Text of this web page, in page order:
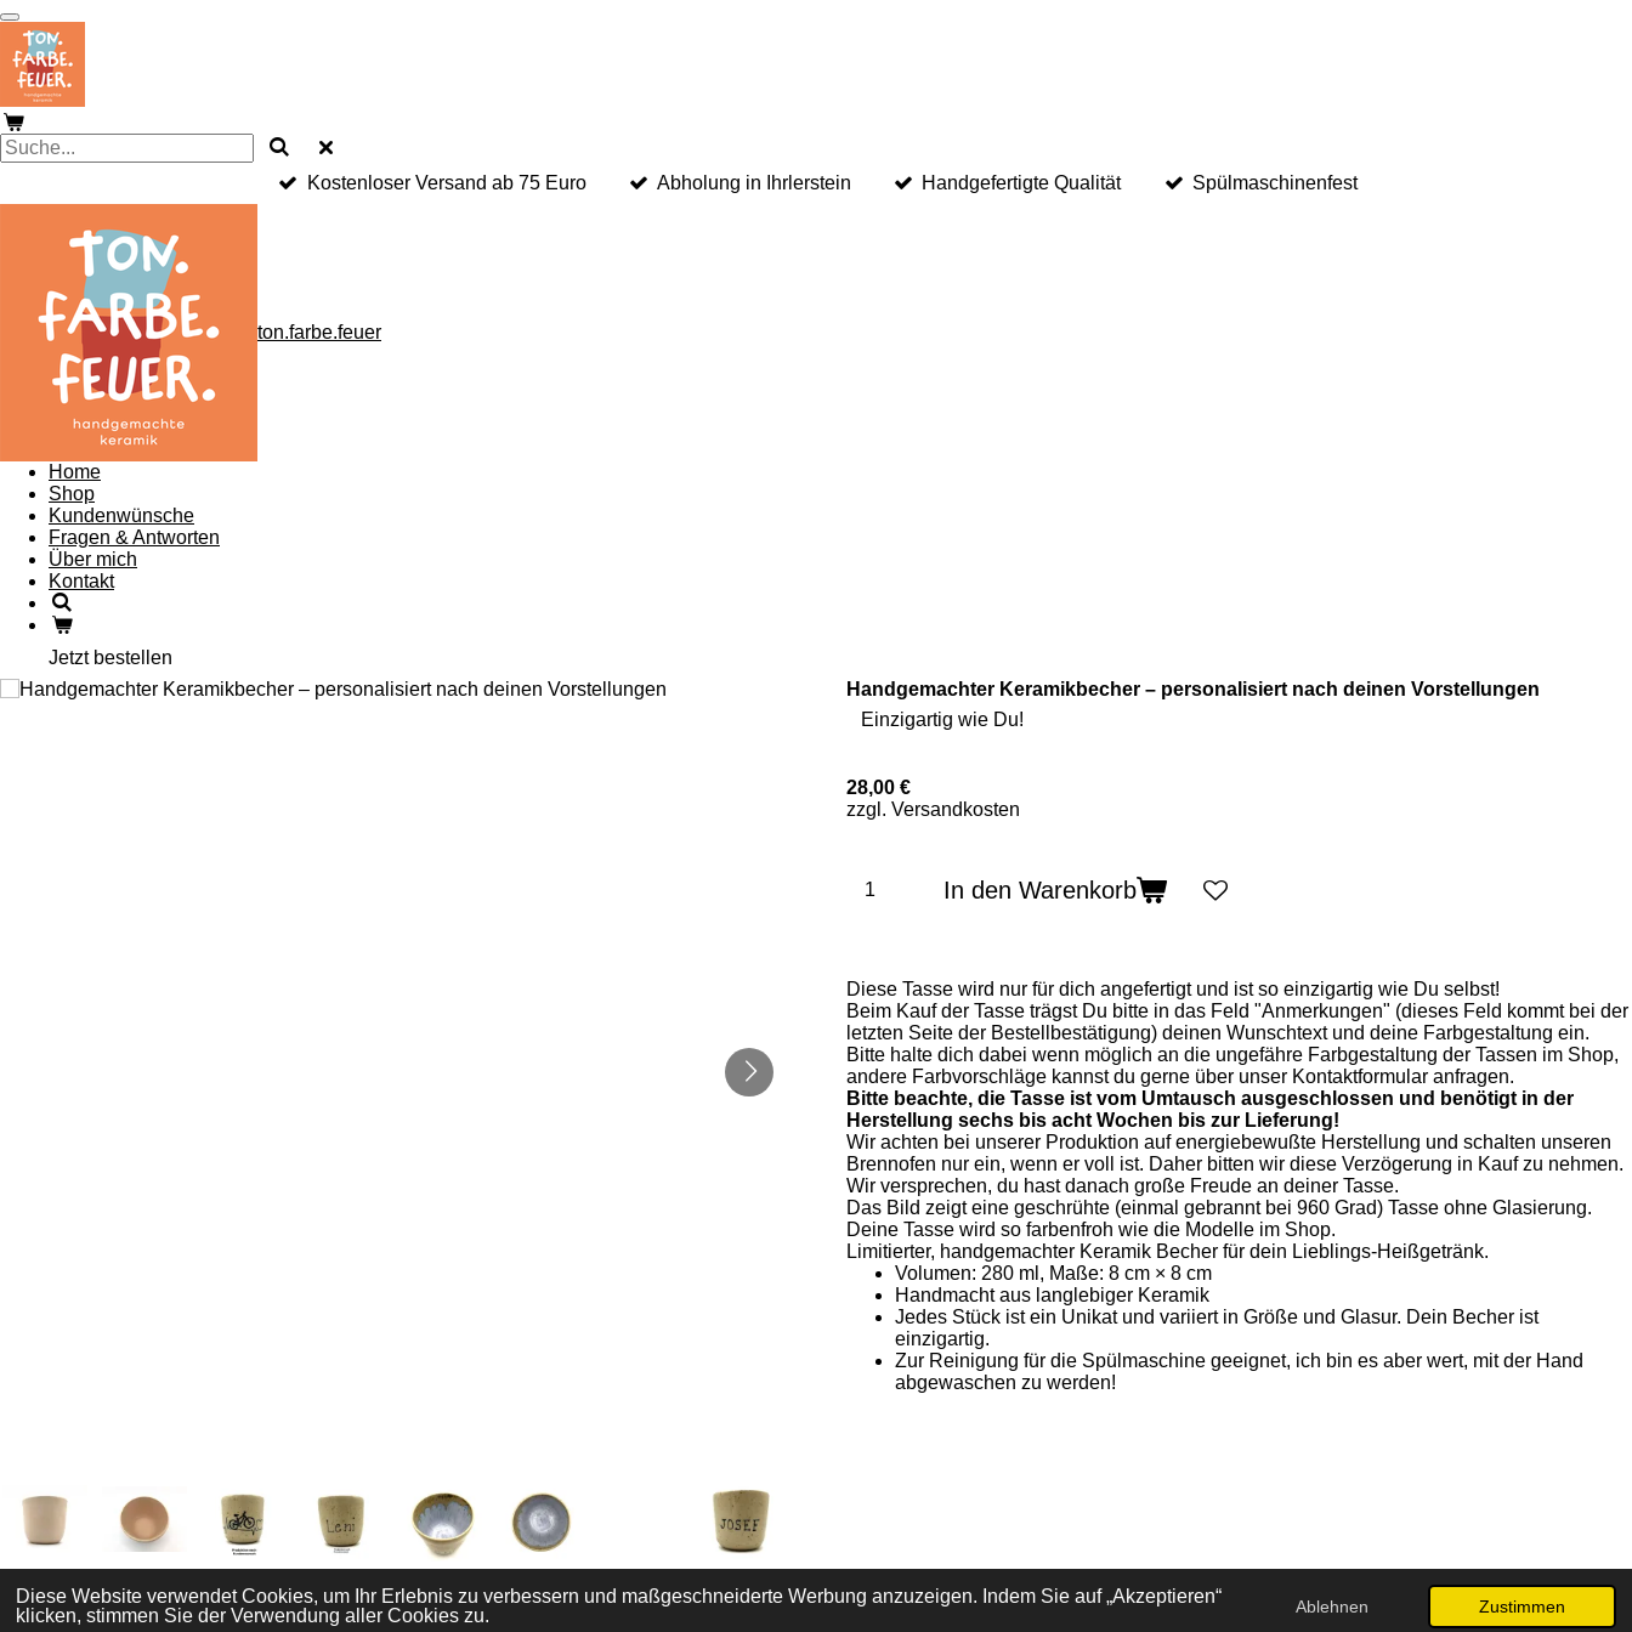
Diese Website verwendet Cookies, um Ihr Erlebnis zu verbessern und maßgeschneiderte Werbung anzuzeigen. Indem Sie auf „Akzeptieren“
klicken, stimmen Sie der Verwendung aller Cookies zu.
Ablehnen Zustimmen
Zum
Hauptinhalt
springen
Kostenloser Versand ab 75 Euro Abholung in Ihrlerstein Handgefertigte Qualität Spülmaschinenfest
ton.farbe.feuer
Home
Shop
Kundenwünsche
Fragen & Antworten
Über mich
Kontakt
Jetzt bestellen
Handgemachter Keramikbecher – personalisiert nach deinen Vorstellungen
Einzigartig wie Du!
28,00 €
zzgl. Versandkosten
In den Warenkorb
Diese Tasse wird nur für dich angefertigt und ist so einzigartig wie Du selbst!
Beim Kauf der Tasse trägst Du bitte in das Feld "Anmerkungen" (dieses Feld kommt bei der
letzten Seite der Bestellbestätigung) deinen Wunschtext und deine Farbgestaltung ein.
Bitte halte dich dabei wenn möglich an die ungefähre Farbgestaltung der Tassen im Shop,
andere Farbvorschläge kannst du gerne über unser Kontaktformular anfragen.
Bitte beachte, die Tasse ist vom Umtausch ausgeschlossen und benötigt in der
Herstellung sechs bis acht Wochen bis zur Lieferung!
Wir achten bei unserer Produktion auf energiebewußte Herstellung und schalten unseren
Brennofen nur ein, wenn er voll ist. Daher bitten wir diese Verzögerung in Kauf zu nehmen.
Wir versprechen, du hast danach große Freude an deiner Tasse.
Das Bild zeigt eine geschrühte (einmal gebrannt bei 960 Grad) Tasse ohne Glasierung.
Deine Tasse wird so farbenfroh wie die Modelle im Shop.
Limitierter, handgemachter Keramik Becher für dein Lieblings-Heißgetränk.
Volumen: 280 ml, Maße: 8 cm × 8 cm
Handmacht aus langlebiger Keramik
Jedes Stück ist ein Unikat und variiert in Größe und Glasur. Dein Becher ist
einzigartig.
Zur Reinigung für die Spülmaschine geeignet, ich bin es aber wert, mit der Hand
abgewaschen zu werden!